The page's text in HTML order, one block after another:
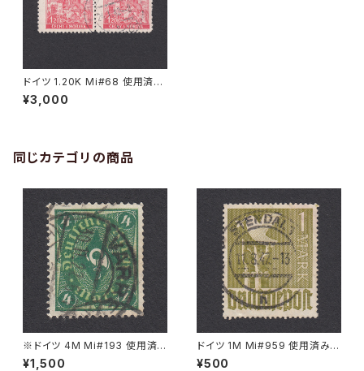
ドイツ 1.20K Mi#68 使用済み
切手｜ADAMSTHAL 24.1.194
2
¥3,000
同じカテゴリの商品
※ドイツ 4M Mi#193 使用済
み切手｜VARREL 30.11.1922
¥1,500
ドイツ 1M Mi#959 使用済み切
手｜STENDAL 11.8.1947
¥500